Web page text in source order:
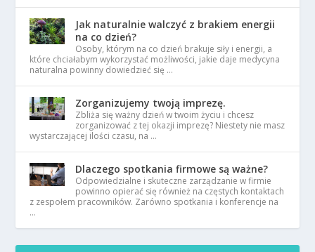
Jak naturalnie walczyć z brakiem energii
na co dzień?
Osoby, którym na co dzień brakuje siły i energii, a
które chciałabym wykorzystać możliwości, jakie daje medycyna
naturalna powinny dowiedzieć się …
Zorganizujemy twoją imprezę.
Zbliża się ważny dzień w twoim życiu i chcesz
zorganizować z tej okazji imprezę? Niestety nie masz
wystarczającej ilości czasu, na …
Dlaczego spotkania firmowe są ważne?
Odpowiedzialne i skuteczne zarządzanie w firmie
powinno opierać się również na częstych kontaktach
z zespołem pracowników. Zarówno spotkania i konferencje na
…